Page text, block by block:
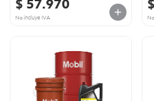
$ 57.970
No incluye IVA